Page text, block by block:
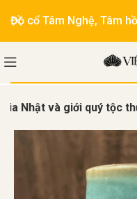
Nhật và giới quý tộc
Đồ cổ Tâm Nghệ, Tâm